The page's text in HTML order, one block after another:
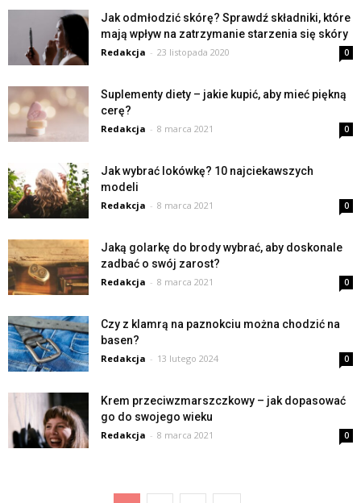
Jak odmłodzić skórę? Sprawdź składniki, które
mają wpływ na zatrzymanie starzenia się skóry
Redakcja - 23 listopada 2020 0
Suplementy diety – jakie kupić, aby mieć piękną
cerę?
Redakcja - 8 marca 2021 0
Jak wybrać lokówkę? 10 najciekawszych
modeli
Redakcja - 8 marca 2021 0
Jaką golarkę do brody wybrać, aby doskonale
zadbać o swój zarost?
Redakcja - 8 marca 2021 0
Czy z klamrą na paznokciu można chodzić na
basen?
Redakcja - 13 lutego 2024 0
Krem przeciwzmarszczkowy – jak dopasować
go do swojego wieku
Redakcja - 8 marca 2021 0